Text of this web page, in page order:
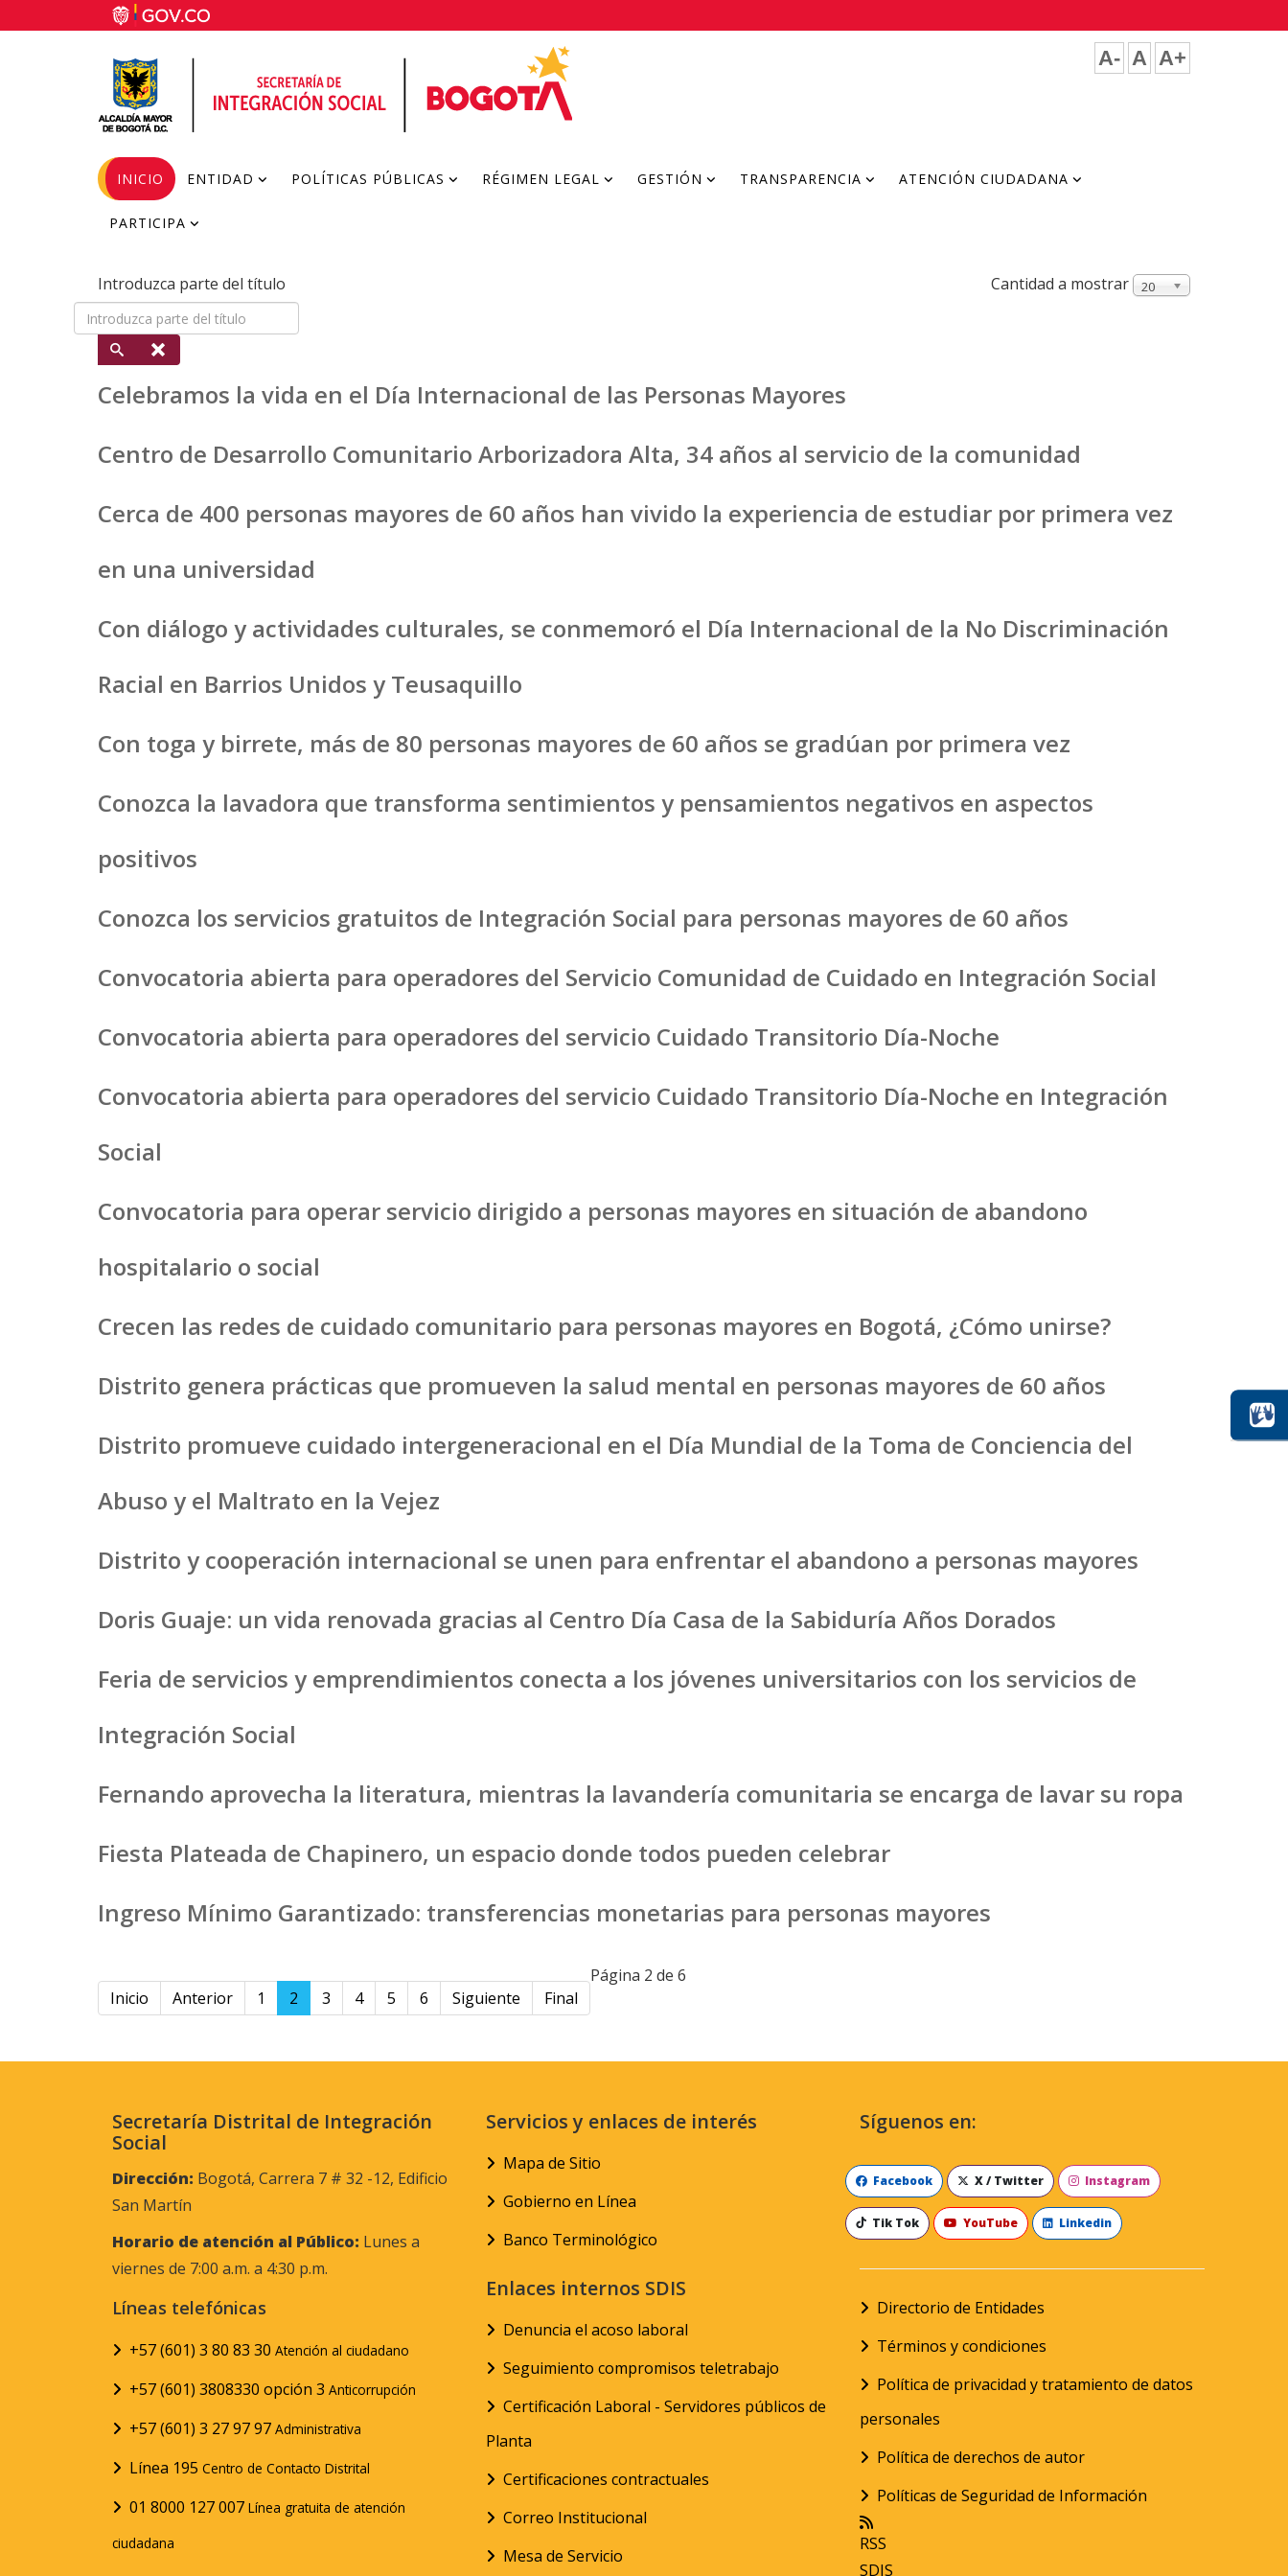
A- A A+
INICIO ENTIDAD POLÍTICAS PÚBLICAS RÉGIMEN LEGAL GESTIÓN TRANSPARENCIA ATENCIÓN CIUDADANA
PARTICIPA
Introduzca parte del título Cantidad a mostrar 20
Celebramos la vida en el Día Internacional de las Personas Mayores
Centro de Desarrollo Comunitario Arborizadora Alta, 34 años al servicio de la comunidad
Cerca de 400 personas mayores de 60 años han vivido la experiencia de estudiar por primera vez
en una universidad
Con diálogo y actividades culturales, se conmemoró el Día Internacional de la No Discriminación
Racial en Barrios Unidos y Teusaquillo
Con toga y birrete, más de 80 personas mayores de 60 años se gradúan por primera vez
Conozca la lavadora que transforma sentimientos y pensamientos negativos en aspectos
positivos
Conozca los servicios gratuitos de Integración Social para personas mayores de 60 años
Convocatoria abierta para operadores del Servicio Comunidad de Cuidado en Integración Social
Convocatoria abierta para operadores del servicio Cuidado Transitorio Día-Noche
Convocatoria abierta para operadores del servicio Cuidado Transitorio Día-Noche en Integración
Social
Convocatoria para operar servicio dirigido a personas mayores en situación de abandono
hospitalario o social
Crecen las redes de cuidado comunitario para personas mayores en Bogotá, ¿Cómo unirse?
Distrito genera prácticas que promueven la salud mental en personas mayores de 60 años
Distrito promueve cuidado intergeneracional en el Día Mundial de la Toma de Conciencia del
Abuso y el Maltrato en la Vejez
Distrito y cooperación internacional se unen para enfrentar el abandono a personas mayores
Doris Guaje: un vida renovada gracias al Centro Día Casa de la Sabiduría Años Dorados
Feria de servicios y emprendimientos conecta a los jóvenes universitarios con los servicios de
Integración Social
Fernando aprovecha la literatura, mientras la lavandería comunitaria se encarga de lavar su ropa
Fiesta Plateada de Chapinero, un espacio donde todos pueden celebrar
Ingreso Mínimo Garantizado: transferencias monetarias para personas mayores
Página 2 de 6
Inicio
Anterior 1 2 3 4 5 6 Siguiente Final
Secretaría Distrital de Integración
Social
Dirección: Bogotá, Carrera 7 # 32 -12, Edificio
San Martín
Horario de atención al Público: Lunes a
viernes de 7:00 a.m. a 4:30 p.m.
Líneas telefónicas
+57 (601) 3 80 83 30 Atención al ciudadano
+57 (601) 3808330 opción 3 Anticorrupción
+57 (601) 3 27 97 97 Administrativa
Línea 195 Centro de Contacto Distrital
01 8000 127 007 Línea gratuita de atención
ciudadana
Servicios y enlaces de interés
Mapa de Sitio
Gobierno en Línea
Banco Terminológico
Enlaces internos SDIS
Denuncia el acoso laboral
Seguimiento compromisos teletrabajo
Certificación Laboral - Servidores públicos de
Planta
Certificaciones contractuales
Correo Institucional
Mesa de Servicio
Síguenos en:
Facebook X / Twitter Instagram
Tik Tok YouTube Linkedin
Directorio de Entidades
Términos y condiciones
Política de privacidad y tratamiento de datos
personales
Política de derechos de autor
Políticas de Seguridad de Información
RSS
SDIS